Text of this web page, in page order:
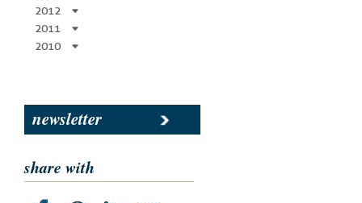
2012
2011
2010
newsletter
share with